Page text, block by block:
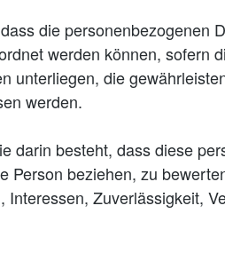
die personenbezogenen
werden können, sofern
die
werden.
darin besteht, dass diese
beziehen, zu
Zuverlässigkeit,